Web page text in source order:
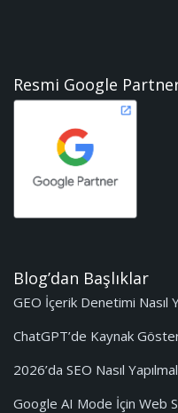
Resmi Google
Blog’dan Başlıklar
GEO İçerik Denetimi Nasıl
ChatGPT’de Kaynak
2026’da SEO Nasıl
Google AI Mode İçin Web